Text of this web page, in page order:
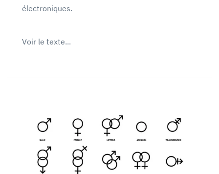
électroniques.
Voir le texte...